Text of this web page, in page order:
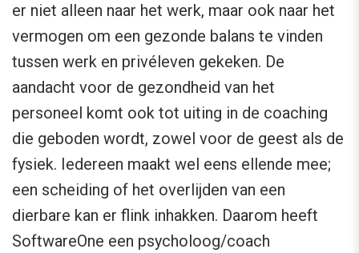
er niet alleen naar het werk, maar ook naar het
vermogen om een gezonde balans te vinden
tussen werk en privéleven gekeken. De
aandacht voor de gezondheid van het
personeel komt ook tot uiting in de coaching
die geboden wordt, zowel voor de geest als de
fysiek. Iedereen maakt wel eens ellende mee;
een scheiding of het overlijden van een
dierbare kan er flink inhakken. Daarom heeft
SoftwareOne een psycholoog/coach